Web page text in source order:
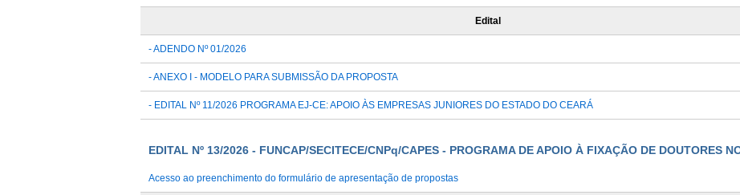
Edital
- ADENDO Nº 01/2026
- ANEXO I - MODELO PARA SUBMISSÃO DA PROPOSTA
- EDITAL Nº 11/2026 PROGRAMA EJ-CE: APOIO ÀS EMPRESAS JUNIORES DO ESTADO DO CEARÁ
EDITAL Nº 13/2026 - FUNCAP/SECITECE/CNPq/CAPES - PROGRAMA DE APOIO À FIXAÇÃO DE DOUTORES
Acesso ao preenchimento do formulário de apresentação de propostas